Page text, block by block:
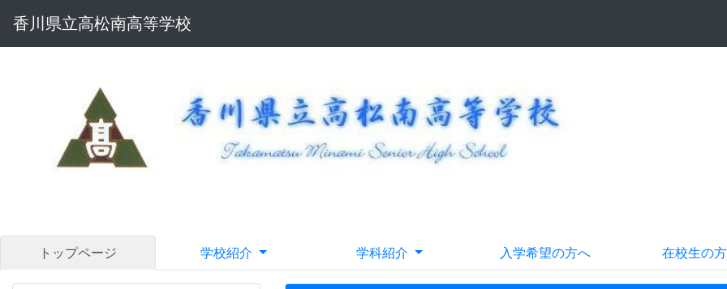
香川県立高松南高等学校
トップページ 学校紹介 学科紹介 入学希望の方へ 在校生の